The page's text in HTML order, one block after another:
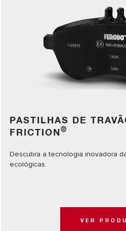
PASTILHAS DE
FRICTION ®
Descubra a tecnologia inovadora
ecológicas.
VER